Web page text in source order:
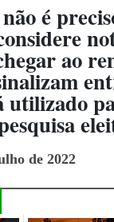
é
ao
utilizado
de 2022